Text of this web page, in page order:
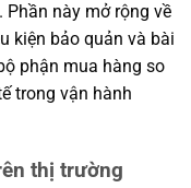
này mở rộng về
kiện bảo quản và bài
phận mua hàng so
trong vận hành
thị trường